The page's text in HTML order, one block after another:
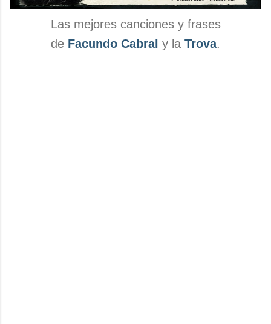
Las mejores canciones y frases
de Facundo Cabral y la Trova.